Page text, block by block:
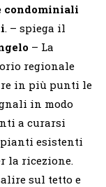
. – spiega il
– La
regionale
in più punti le
in modo
a curarsi
esistenti
la ricezione.
sul tetto e